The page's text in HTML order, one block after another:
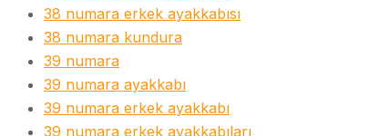
38 numara erkek ayakkabısı
38 numara kundura
39 numara
39 numara ayakkabı
39 numara erkek ayakkabı
39 numara erkek ayakkabıları